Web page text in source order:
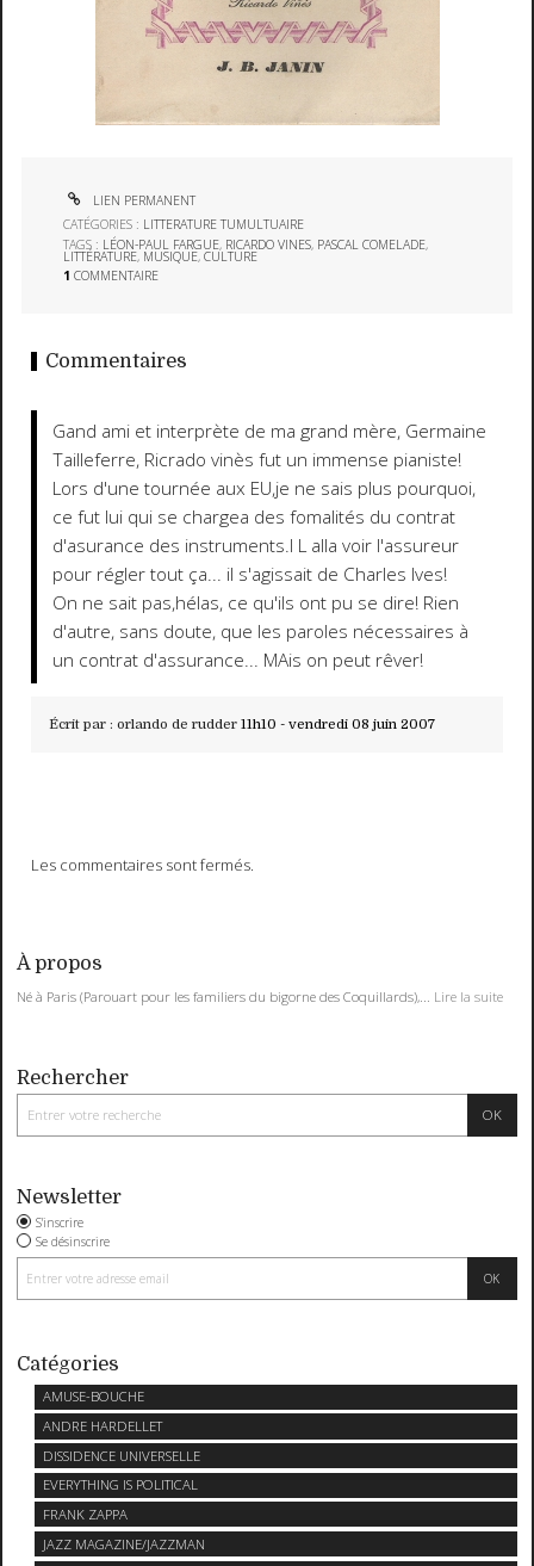
LIEN PERMANENT
CATÉGORIES : LITTERATURE TUMULTUAIRE
TAGS : LÉON-PAUL FARGUE, RICARDO VINES, PASCAL COMELADE,
LITTÉRATURE, MUSIQUE,CULTURE
1 COMMENTAIRE
Commentaires
Gand ami et interprète de ma grand mère, Germaine
Tailleferre, Ricrado vinès fut un immense pianiste!
Lors d'une tournée aux EU,je ne sais plus pourquoi,
ce fut lui qui se chargea des fomalités du contrat
d'asurance des instruments.I L alla voir l'assureur
pour régler tout ça... il s'agissait de Charles Ives!
On ne sait pas,hélas, ce qu'ils ont pu se dire! Rien
d'autre, sans doute, que les paroles nécessaires à
un contrat d'assurance... MAis on peut rêver!
Écrit par : orlando de rudder 11h10 - vendredi 08 juin 2007
Les commentaires sont fermés.
À propos
Né à Paris (Parouart pour les familiers du bigorne des Coquillards),... Lire la suite
Rechercher
Newsletter
S'inscrire
Se désinscrire
Catégories
AMUSE-BOUCHE
ANDRE HARDELLET
DISSIDENCE UNIVERSELLE
EVERYTHING IS POLITICAL
FRANK ZAPPA
JAZZ MAGAZINE/JAZZMAN